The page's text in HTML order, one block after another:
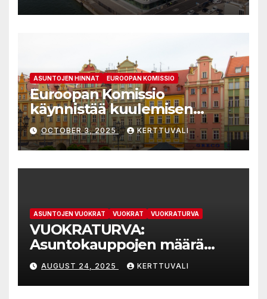
ASUNTOJEN HINNAT EUROOPAN KOMISSIO
Euroopan Komissio
käynnistää kuulemisen
kohtuuhintaisten asuntojen
saatavuuden parantamiseen
tähtäävistä tarkistetuista
valtiontukisäännöistä
OCTOBER 3, 2025 KERTTUVALI
ASUNTOJEN VUOKRAT VUOKRAT VUOKRATURVA
VUOKRATURVA:
Asuntokauppojen määrä
kasvaa, koska ylitarjontaan
kypsyneet myyjät joustavat
kauppahinnoissa
AUGUST 24, 2025 KERTTUVALI